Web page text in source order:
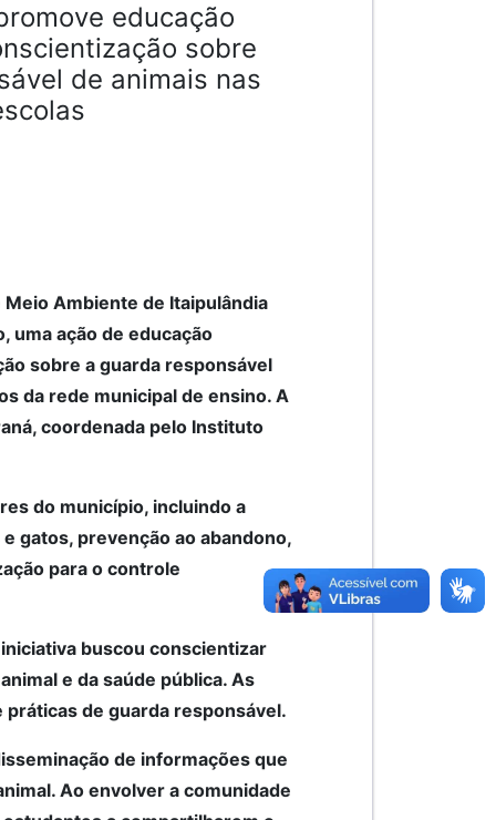
educação
sobre
de animais nas
Ambiente de Itaipulândia
uma ação de educação
sobre a guarda responsável
da rede municipal de ensino. A
coordenada pelo Instituto
do município, incluindo a
gatos, prevenção ao abandono,
para o controle
buscou conscientizar
e da saúde pública. As
de guarda responsável.
de informações que
Ao envolver a comunidade